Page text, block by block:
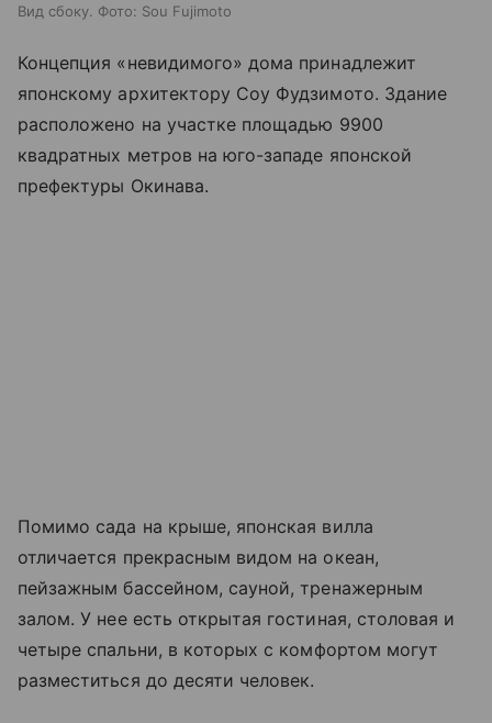
Вид сбоку. Фото: Sou Fujimoto
Концепция «невидимого» дома принадлежит
японскому архитектору Соу Фудзимото. Здание
расположено на участке площадью 9900
квадратных метров на юго-западе японской
префектуры Окинава.
Помимо сада на крыше, японская вилла
отличается прекрасным видом на океан,
пейзажным бассейном, сауной, тренажерным
залом. У нее есть открытая гостиная, столовая и
четыре спальни, в которых с комфортом могут
разместиться до десяти человек.